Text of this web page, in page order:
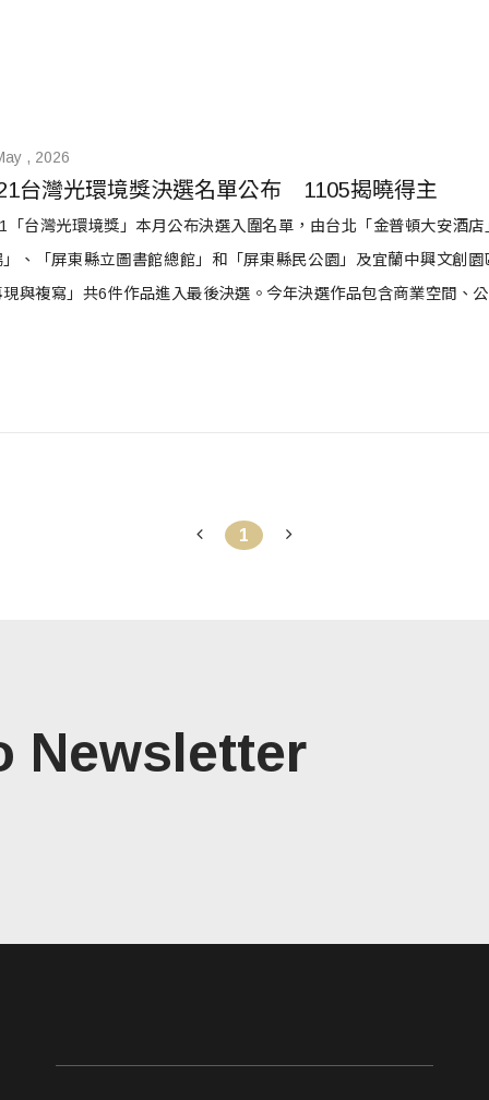
, 2026
台灣光環境獎決選名單公布　1105揭曉得主
「台灣光環境獎」本月公布決選入圍名單，由台北「金普頓大安酒
」、「屏東縣立圖書館總館」和「屏東縣民公園」及宜蘭中興文創
與複寫」共6件作品進入最後決選。今年決選作品包含商業空間、
1
Newsletter